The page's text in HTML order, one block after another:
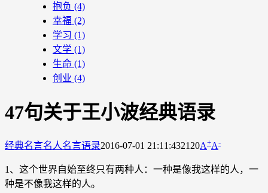
抱负 (4)
幸福 (2)
学习 (1)
文学 (1)
生命 (1)
创业 (4)
47句关于王小波经典语录
经典名言名人名言语录2016-07-01 21:11:432120A+A-
1、这个世界自始至终只有两种人：一种是像我这样的人，一
种是不像我这样的人。